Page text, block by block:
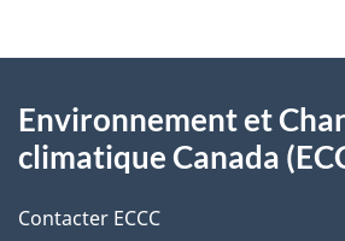
l
s
d
e
o
t
r
r
propos
de
Environnement et
climatique Canada
Contacter ECCC